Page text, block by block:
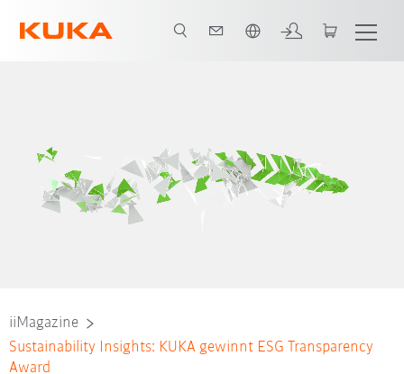
iiMagazine
Sustainability Insights: KUKA gewinnt ESG Transparency
Award